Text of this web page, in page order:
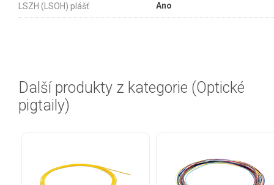
LSZH (LSOH) plášť Ano
Další produkty z kategorie (Optické
pigtaily)